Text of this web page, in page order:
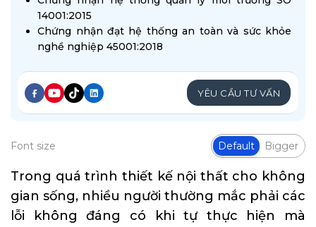
14001:2015
Chứng nhận đạt hệ thống an toàn và sức khỏe
nghề nghiệp 45001:2018
YÊU CẦU TƯ VẤN
Font size Default Bigger
Trong quá trình thiết kế nội thất cho không
gian sống, nhiều người thường mắc phải các
lỗi không đáng có khi tự thực hiện mà